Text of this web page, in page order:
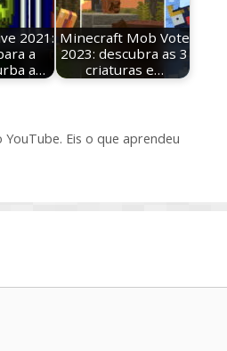
2021:
a
a…
Minecraft Mob Vote
2023: descubra as 3
criaturas e…
Eis o que aprendeu